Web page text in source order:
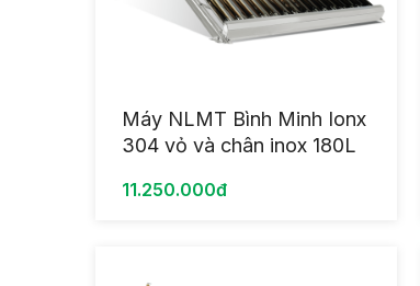
Máy NLMT Bình Minh Ionx
304 vỏ và chân inox 180L
11.250.000đ